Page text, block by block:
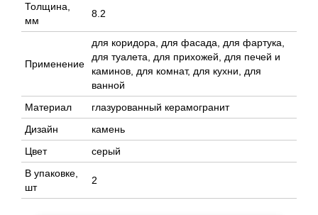
Толщина,
мм
8.2
Применение
для коридора, для фасада, для фартука,
для туалета, для прихожей, для печей и
каминов, для комнат, для кухни, для
ванной
Материал
глазурованный керамогранит
Дизайн
камень
Цвет
серый
В упаковке,
шт
2